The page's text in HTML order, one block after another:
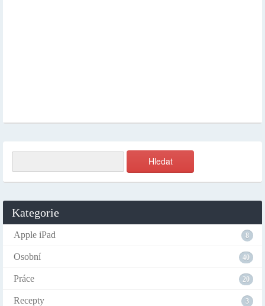
Kategorie
Apple iPad 8
Osobní 40
Práce 20
Recepty 3